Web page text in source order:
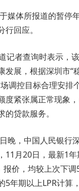
媒体所报道的暂停
回应。
记者查询时表示，
发展，根据深圳市“
调控目标合理安排
度紧张属正常现象
贷款服务。
晚，中国人民银行
11月20日，最新1
报价，均较上次下调
5年期以上LPR计算